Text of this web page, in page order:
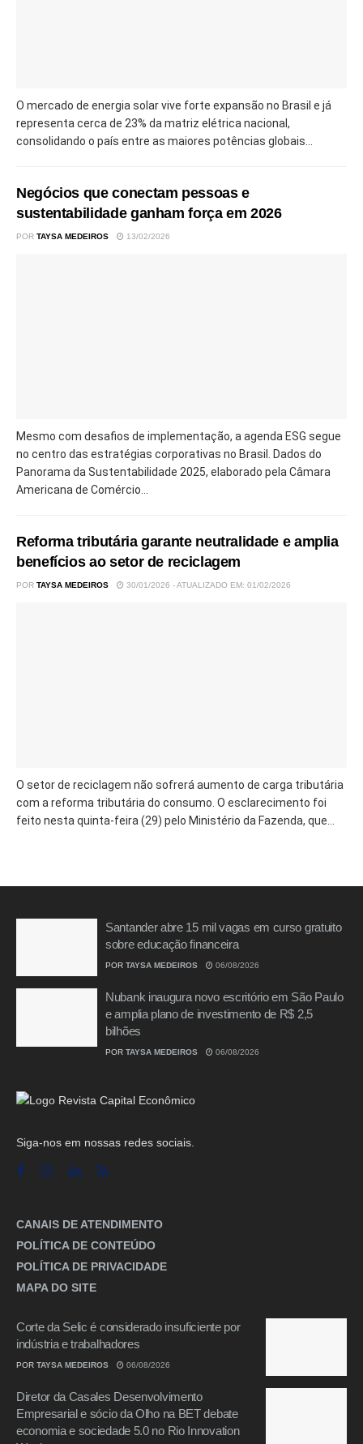
O mercado de energia solar vive forte expansão no Brasil e já
representa cerca de 23% da matriz elétrica nacional,
consolidando o país entre as maiores potências globais...
Negócios que conectam pessoas e
sustentabilidade ganham força em 2026
POR TAYSA MEDEIROS 13/02/2026
Mesmo com desafios de implementação, a agenda ESG segue
no centro das estratégias corporativas no Brasil. Dados do
Panorama da Sustentabilidade 2025, elaborado pela Câmara
Americana de Comércio...
Reforma tributária garante neutralidade e amplia
benefícios ao setor de reciclagem
POR TAYSA MEDEIROS 30/01/2026 - ATUALIZADO EM: 01/02/2026
O setor de reciclagem não sofrerá aumento de carga tributária
com a reforma tributária do consumo. O esclarecimento foi
feito nesta quinta-feira (29) pelo Ministério da Fazenda, que...
Santander abre 15 mil vagas em curso gratuito
sobre educação financeira
POR TAYSA MEDEIROS 06/08/2026
Nubank inaugura novo escritório em São Paulo
e amplia plano de investimento de R$ 2,5
bilhões
POR TAYSA MEDEIROS 06/08/2026
Siga-nos em nossas redes sociais.
CANAIS DE ATENDIMENTO
POLÍTICA DE CONTEÚDO
POLÍTICA DE PRIVACIDADE
MAPA DO SITE
Corte da Selic é considerado insuficiente por
indústria e trabalhadores
POR TAYSA MEDEIROS 06/08/2026
Diretor da Casales Desenvolvimento
Empresarial e sócio da Olho na BET debate
economia e sociedade 5.0 no Rio Innovation